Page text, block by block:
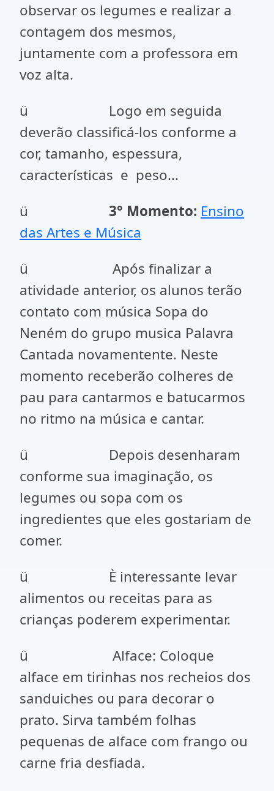
observar os legumes e realizar a
contagem dos mesmos,
juntamente com a professora em
voz alta.
ü Logo em seguida
deverão classificá-los conforme a
cor, tamanho, espessura,
características e peso...
ü 3° Momento: Ensino
das Artes e Música
ü Após finalizar a
atividade anterior, os alunos terão
contato com música Sopa do
Neném do grupo musica Palavra
Cantada novamentente. Neste
momento receberão colheres de
pau para cantarmos e batucarmos
no ritmo na música e cantar.
ü Depois desenharam
conforme sua imaginação, os
legumes ou sopa com os
ingredientes que eles gostariam de
comer.
ü È interessante levar
alimentos ou receitas para as
crianças poderem experimentar.
ü Alface: Coloque
alface em tirinhas nos recheios dos
sanduiches ou para decorar o
prato. Sirva também folhas
pequenas de alface com frango ou
carne fria desfiada.